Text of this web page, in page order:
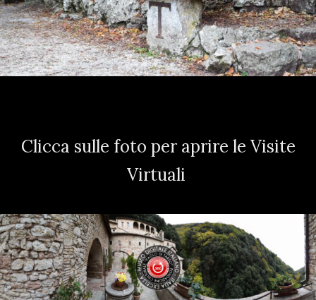
Clicca sulle foto per aprire le Visite
Virtuali